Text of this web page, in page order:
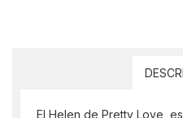
El Helen de Pretty Love,